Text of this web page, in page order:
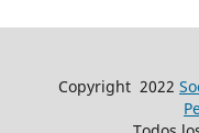
Copyright 2022